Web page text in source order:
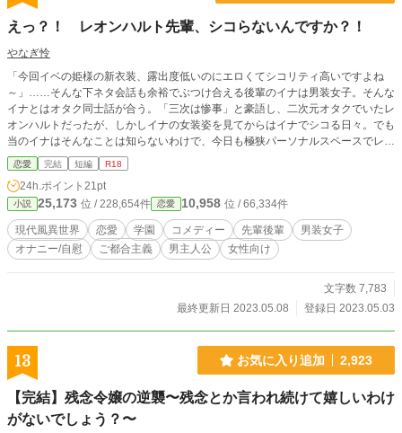
えっ？！ レオンハルト先輩、シコらないんですか？！
やなぎ怜
「今回イベの姫様の新衣装、露出度低いのにエロくてシコリティ高いですよね
～」……そんな下ネタ会話も余裕でぶつけ合える後輩のイナは男装女子。そんな
イナとはオタク同士話が合う。「三次は惨事」と豪語し、二次元オタクでいたレ
オンハルトだったが、しかしイナの女装姿を見てからはイナでシコる日々。でも
当のイナはそんなことは知らないわけで、今日も極狭パーソナルスペースでレオ
ンハルトに絡んでくる。だが、うわの空のレオンハルトをイナは心配して――。
※雑導入の馬鹿馬鹿しくてすぐ終わるエロコメディーです。本番（挿入）はない
です。異世界設定は非現実感を出すためだけのものになっています。
恋愛 完結 短編 R18
24h.ポイント 21pt
小説 25,173 位 / 228,654件 恋愛 10,958 位 / 66,334件
現代風異世界 恋愛 学園 コメディー 先輩後輩
男装女子
オナニー/自慰
ご都合主義 男主人公 女性向け
文字数 7,783
最終更新日 2023.05.08
登録日 2023.05.03
13 お気に入り追加 2,923
【完結】残念令嬢の逆襲〜残念とか言われ続けて嬉しいわけ
がないでしょう？〜